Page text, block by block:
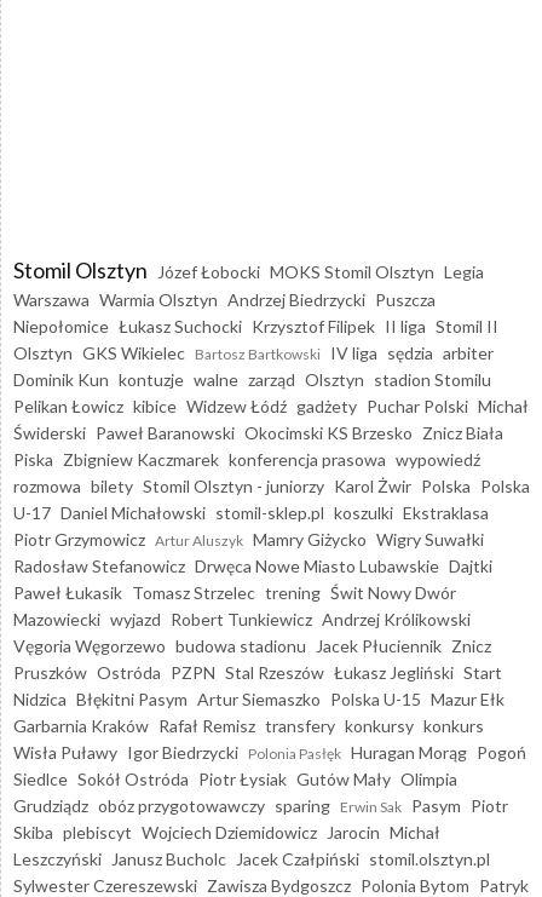
Stomil Olsztyn Józef Łobocki MOKS Stomil Olsztyn Legia
Warszawa Warmia Olsztyn Andrzej Biedrzycki Puszcza
Niepołomice Łukasz Suchocki Krzysztof Filipek II liga Stomil II
Olsztyn GKS Wikielec Bartosz Bartkowski IV liga sędzia arbiter
Dominik Kun kontuzje walne zarząd Olsztyn stadion Stomilu
Pelikan Łowicz kibice Widzew Łódź gadżety Puchar Polski Michał
Świderski Paweł Baranowski Okocimski KS Brzesko Znicz Biała
Piska Zbigniew Kaczmarek konferencja prasowa wypowiedź
rozmowa bilety Stomil Olsztyn - juniorzy Karol Żwir Polska Polska
U-17 Daniel Michałowski stomil-sklep.pl koszulki Ekstraklasa
Piotr Grzymowicz Artur Aluszyk Mamry Giżycko Wigry Suwałki
Radosław Stefanowicz Drwęca Nowe Miasto Lubawskie Dajtki
Paweł Łukasik Tomasz Strzelec trening Świt Nowy Dwór
Mazowiecki wyjazd Robert Tunkiewicz Andrzej Królikowski
Vęgoria Węgorzewo budowa stadionu Jacek Płuciennik Znicz
Pruszków Ostróda PZPN Stal Rzeszów Łukasz Jegliński Start
Nidzica Błękitni Pasym Artur Siemaszko Polska U-15 Mazur Ełk
Garbarnia Kraków Rafał Remisz transfery konkursy konkurs
Wisła Puławy Igor Biedrzycki Polonia Pasłęk Huragan Morąg Pogoń
Siedlce Sokół Ostróda Piotr Łysiak Gutów Mały Olimpia
Grudziądz obóz przygotowawczy sparing Erwin Sak Pasym Piotr
Skiba plebiscyt Wojciech Dziemidowicz Jarocin Michał
Leszczyński
Janusz Bucholc Jacek Czałpiński stomil.olsztyn.pl
Sylwester Czereszewski Zawisza Bydgoszcz Polonia Bytom Patryk